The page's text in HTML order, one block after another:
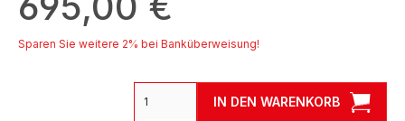
Sparen Sie weitere 2% bei Banküberweisung!
IN DEN WARENKORB